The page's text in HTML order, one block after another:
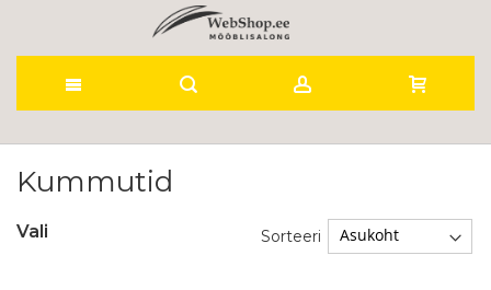
toKummutid
Sorteeri
Vali